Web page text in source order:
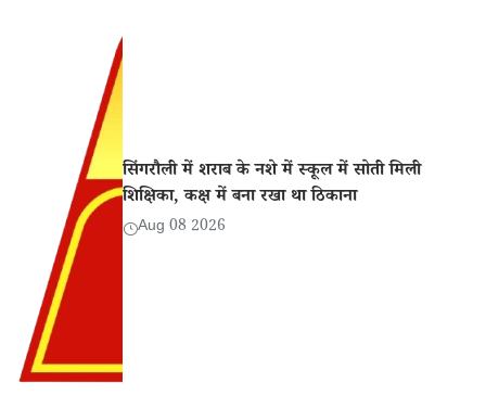
सिंगरौली में शराब के नशे में स्कूल में सोती मिली
शिक्षिका, कक्ष में बना रखा था ठिकाना
Aug 08 2026